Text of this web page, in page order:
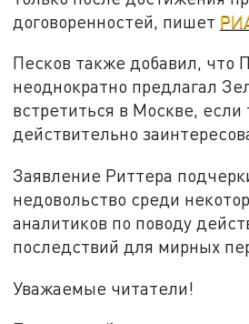
договоренностей, пишет
Песков также добавил, что
неоднократно предлагал
встретиться в Москве, если
действительно
Заявление Риттера
недовольство среди
аналитиков по поводу
последствий для мирных
Уважаемые читатели!